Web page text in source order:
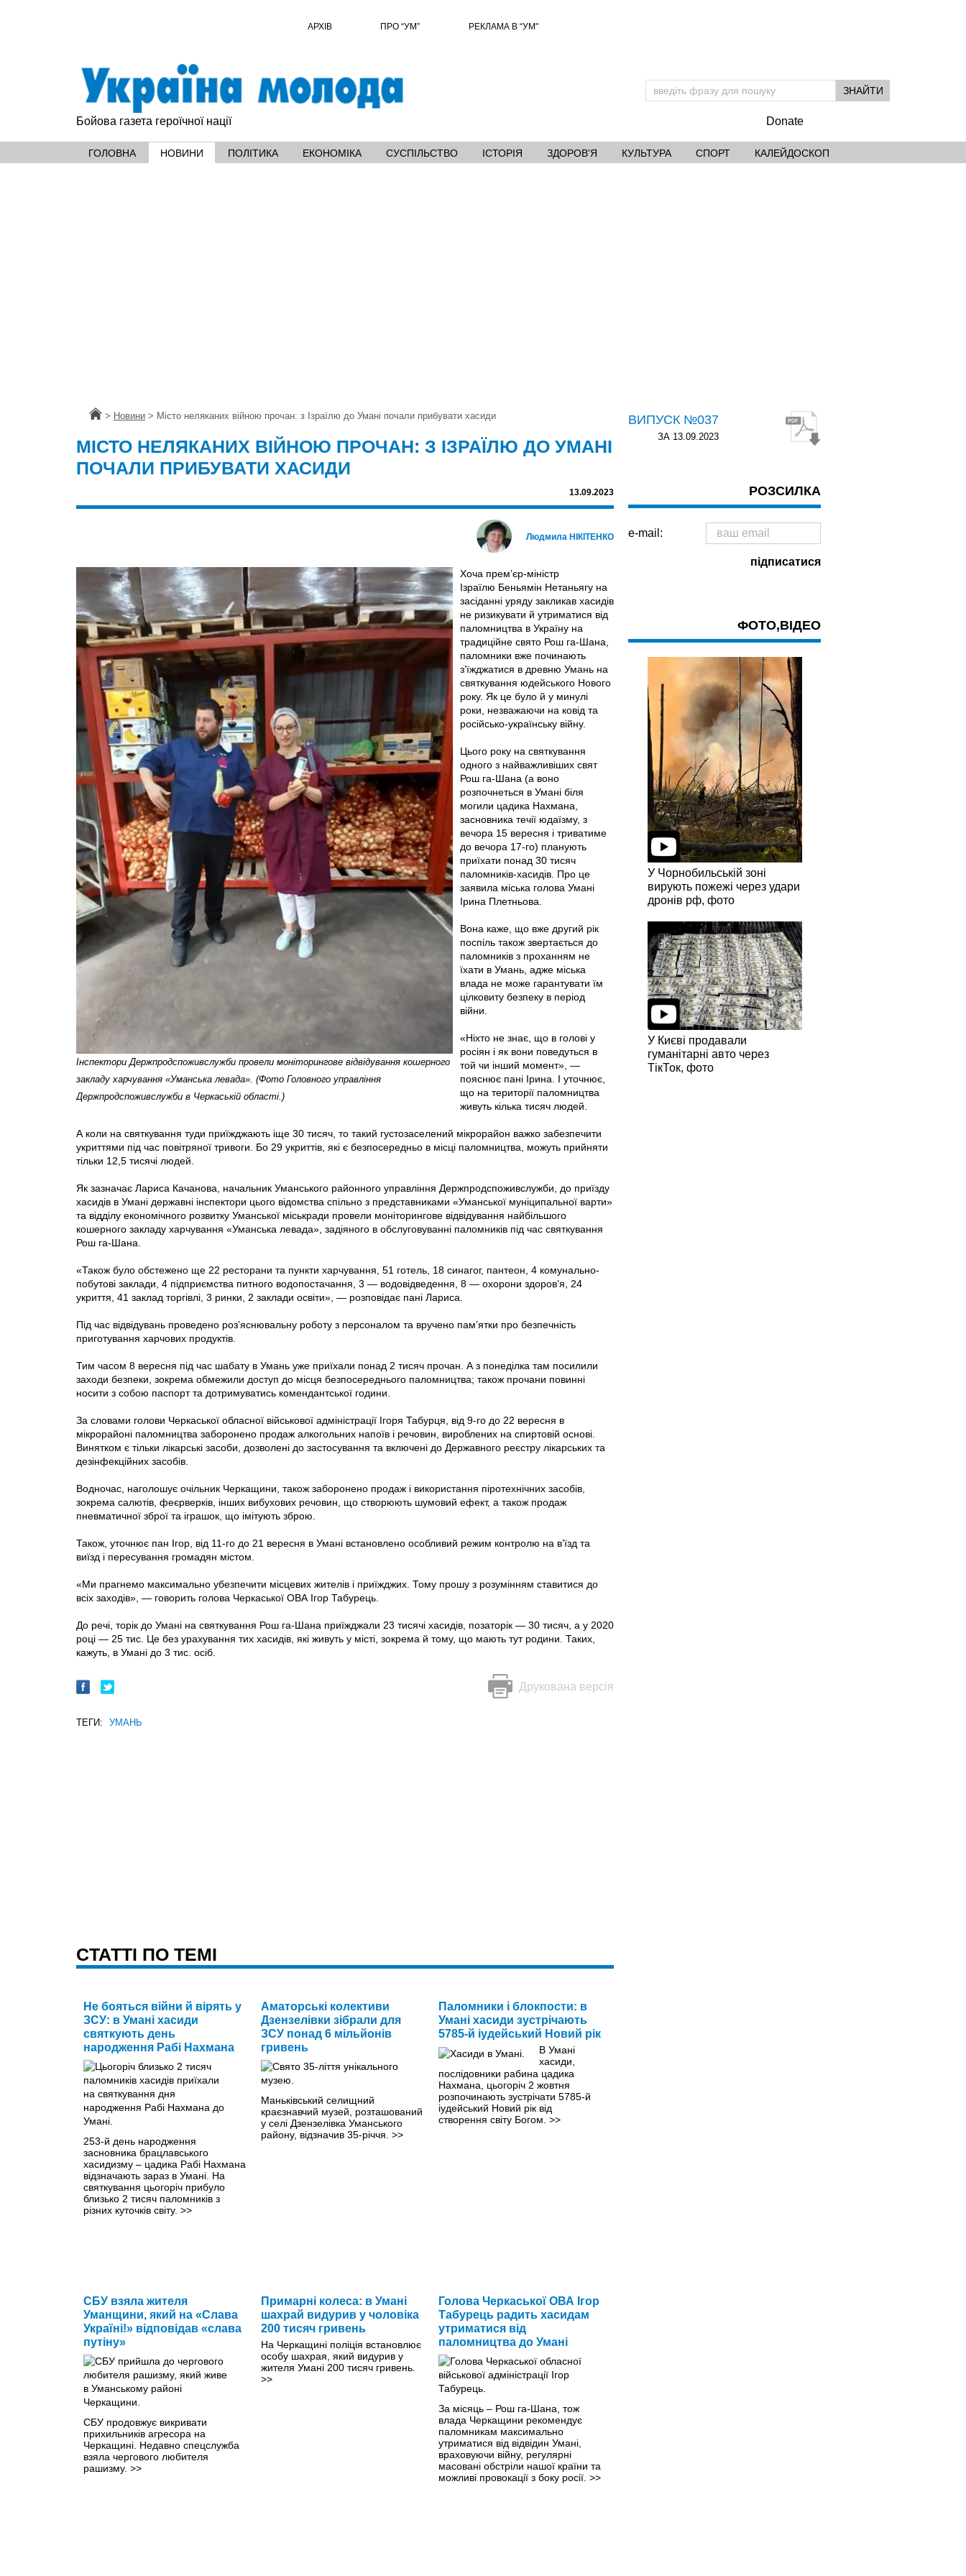
АРХІВ ПРО “УМ” РЕКЛАМА В “УМ"
Бойова газета героїчної нації Donate
ГОЛОВНА НОВИНИ ПОЛІТИКА ЕКОНОМІКА СУСПІЛЬСТВО ІСТОРІЯ ЗДОРОВ'Я КУЛЬТУРА СПОРТ КАЛЕЙДОСКОП
Головна
> Новини > Місто неляканих війною прочан: з Ізраїлю до Умані почали прибувати хасиди
МІСТО НЕЛЯКАНИХ ВІЙНОЮ ПРОЧАН: З ІЗРАЇЛЮ ДО УМАНІ
ПОЧАЛИ ПРИБУВАТИ ХАСИДИ
13.09.2023
Людмила НІКІТЕНКО
Інспектори Держпродспоживслужби провели моніторингове відвідування кошерного
закладу харчування «Уманська левада». (Фото Головного управління
Держпродспоживслужби в Черкаській області.)
Хоча прем’єр-міністр
Ізраїлю Беньямін Нетаньягу на
засіданні уряду закликав хасидів
не ризикувати й утриматися від
паломництва в Україну на
традиційне свято Рош га-Шана,
паломники вже починають
з’їжджатися в древню Умань на
святкування юдейського Нового
року. Як це було й у минулі
роки, незважаючи на ковід та
російсько-українську війну.
Цього року на святкування
одного з найважливіших свят
Рош га-Шана (а воно
розпочнеться в Умані біля
могили цадика Нахмана,
засновника течії юдаїзму, з
вечора 15 вересня і триватиме
до вечора 17-го) планують
приїхати понад 30 тисяч
паломників-хасидів. Про це
заявила міська голова Умані
Ірина Плетньова.
Вона каже, що вже другий рік
поспіль також звертається до
паломників з проханням не
їхати в Умань, адже міська
влада не може гарантувати їм
цілковиту безпеку в період
війни.
«Ніхто не знає, що в голові у
росіян і як вони поведуться в
той чи інший момент», —
пояснює пані Ірина. І уточнює,
що на території паломництва
живуть кілька тисяч людей.
А коли на святкування туди приїжджають іще 30 тисяч, то такий густозаселений мікрорайон важко забезпечити
укриттями під час повітряної тривоги. Бо 29 укриттів, які є безпосередньо в місці паломництва, можуть прийняти
тільки 12,5 тисячі людей.
Як зазначає Лариса Качанова, начальник Уманського районного управління Держ­продспоживслужби, до приїзду
хасидів в Умані державні інспектори цього відомства спільно з представниками «Уманської муніципальної варти»
та відділу економічного розвитку Уманської міськради провели моніторингове відвідування найбільшого
кошерного закладу харчування «Уманська левада», задіяного в обслуговуванні паломників під час святкування
Рош га-Шана.
«Також було обстежено ще 22 ресторани та пункти харчування, 51 готель, 18 синагог, пантеон, 4 комунально-
побутові заклади, 4 підприємства питного водопостачання, 3 — водовідведення, 8 — охорони здоров’я, 24
укриття, 41 заклад торгівлі, 3 ринки, 2 заклади освіти», — розповідає пані Лариса.
Під час відвідувань проведено роз’яснювальну роботу з персоналом та вручено пам’ятки про безпечність
приготування харчових продуктів.
Тим часом 8 вересня під час шабату в Умань уже приїхали понад 2 тисяч прочан. А з понеділка там посилили
заходи безпеки, зокрема обмежили доступ до місця безпосереднього паломництва; також прочани повинні
носити з собою паспорт та дотримуватись комендантської години.
За словами голови Черкаської обласної військової адміністрації Ігоря Табурця, від 9-го до 22 вересня в
мікрорайоні паломництва заборонено продаж алкогольних напоїв і речовин, вироблених на спиртовій основі.
Винятком є тільки лікарські засоби, дозволені до застосування та включені до Державного реєстру лікарських та
дезінфекційних засобів.
Водночас, наголошує очільник Черкащини, також заборонено продаж і використання піротехнічних засобів,
зокрема салютів, феєрверків, інших вибухових речовин, що створюють шумовий ефект, а також продаж
пневматичної зброї та іграшок, що імітують зброю.
Також, уточнює пан Ігор, від 11-го до 21 вересня в Умані встановлено особливий режим контролю на в’їзд та
виїзд і пересування громадян містом.
«Ми прагнемо максимально убезпечити місцевих жителів і приїжджих. Тому прошу з розумінням ставитися до
всіх заходів», — говорить голова Черкаської ОВА Ігор Табурець.
До речі, торік до Умані на святкування Рош га-Шана приїжджали 23 тисячі хасидів, позаторік — 30 тисяч, а у 2020
році — 25 тис. Це без урахування тих хасидів, які живуть у місті, зокрема й тому, що мають тут родини. Таких,
кажуть, в Умані до 3 тис. осіб.
Друкована версія
ТЕГИ: УМАНЬ
CТАТТІ ПО ТЕМІ
Не бояться війни й вірять у
ЗСУ: в Умані хасиди
святкують день
народження Рабі Нахмана
253-й день народження
засновника брацлавського
хасидизму – цадика Рабі Нахмана
відзначають зараз в Умані. На
святкування цьогоріч прибуло
близько 2 тисяч паломників з
різних куточків світу. >>
Аматорські колективи
Дзензелівки зібрали для
ЗСУ понад 6 мільйонів
гривень
Маньківський селищний
краєзнавчий музей, розташований
у селі Дзензелівка Уманського
району, відзначив 35-річчя. >>
Паломники і блокпости: в
Умані хасиди зустрічають
5785-й іудейський Новий рік
В Умані
хасиди,
послідовники рабина цадика
Нахмана, цьогоріч 2 жовтня
розпочинають зустрічати 5785-й
іудейський Новий рік від
створення світу Богом. >>
СБУ взяла жителя
Уманщини, який на «Слава
Україні!» відповідав «слава
путіну»
СБУ продовжує викривати
прихильників агресора на
Черкащині. Недавно спецслужба
взяла чергового любителя
рашизму. >>
Примарні колеса: в Умані
шахрай видурив у чоловіка
200 тисяч гривень
На Черкащині поліція встановлює
особу шахрая, який видурив у
жителя Умані 200 тисяч гривень.
>>
Голова Черкаської ОВА Ігор
Табурець радить хасидам
утриматися від
паломництва до Умані
За місяць – Рош га-Шана, тож
влада Черкащини рекомендує
паломникам максимально
утриматися від відвідин Умані,
враховуючи війну, регулярні
масовані обстріли нашої країни та
можливі провокації з боку росії. >>
ВИПУСК №037
ЗА 13.09.2023
РОЗСИЛКА
e-mail:
ФОТО,ВІДЕО
У Чорнобильській зоні
вирують пожежі через удари
дронів рф, фото
У Києві продавали
гуманітарні авто через
ТікТок, фото